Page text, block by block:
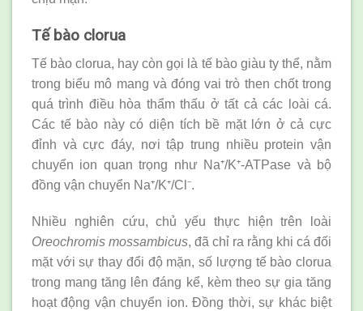
Tế bào clorua
Tế bào clorua, hay còn gọi là tế bào giàu ty thể, nằm
trong biểu mô mang và đóng vai trò then chốt trong
quá trình điều hòa thẩm thấu ở tất cả các loài cá.
Các tế bào này có diện tích bề mặt lớn ở cả cực
đỉnh và cực đáy, nơi tập trung nhiều protein vận
chuyển ion quan trọng như Na⁺/K⁺-ATPase và bộ
đồng vận chuyển Na⁺/K⁺/Cl⁻.
Nhiều nghiên cứu, chủ yếu thực hiện trên loài
Oreochromis mossambicus, đã chỉ ra rằng khi cá đối
mặt với sự thay đổi độ mặn, số lượng tế bào clorua
trong mang tăng lên đáng kể, kèm theo sự gia tăng
hoạt động vận chuyển ion. Đồng thời, sự khác biệt